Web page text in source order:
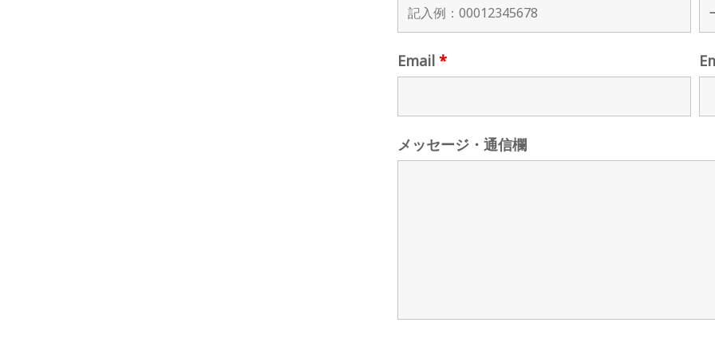
Email *
メッセージ・通信欄